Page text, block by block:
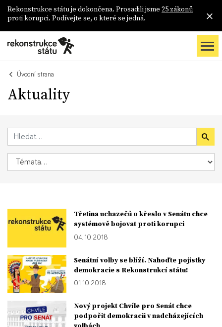
Rekonstrukce státu je dokončena. Prosadili jsme 25 zákonů
proti korupci. Podívejte se, o které se jedná.
Úvodní strana
Aktuality
Třetina uchazečů o křeslo v Senátu chce
systémově bojovat proti korupci
04. 10. 2018
Senátní volby se blíží. Nahoďte pojistky
demokracie s Rekonstrukcí státu!
01. 10. 2018
Nový projekt Chvíle pro Senát chce
podpořit demokracii v nadcházejících